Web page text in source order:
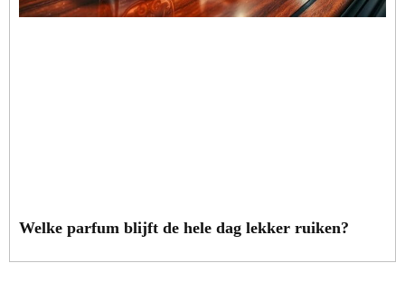
Welke parfum blijft de hele dag lekker ruiken?